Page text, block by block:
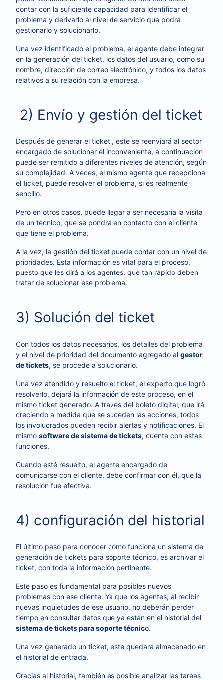
contar con la suficiente capacidad para identificar el
problema y derivarlo al nivel de servicio que podrá
gestionarlo y solucionarlo.
Una vez identificado el problema, el agente debe integrar
en la generación del ticket, los datos del usuario, como su
nombre, dirección de correo electrónico, y todos los datos
relativos a su relación con la empresa.
2) Envío y gestión del ticket
Después de generar el ticket , este se reenviará al sector
encargado de solucionar el inconveniente, a continuación
puede ser remitido a diferentes niveles de atención, según
su complejidad. A veces, el mismo agente que recepciona
el ticket, puede resolver el problema, si es realmente
sencillo.
Pero en otros casos, puede llegar a ser necesaria la visita
de un técnico, que se pondrá en contacto con el cliente
que tiene el problema.
A la vez, la gestión del ticket puede contar con un nivel de
prioridades. Esta información es vital para el proceso,
puesto que les dirá a los agentes, qué tan rápido deben
tratar de solucionar ese problema.
3) Solución del ticket
Con todos los datos necesarios, los detalles del problema
y el nivel de prioridad del documento agregado al gestor
de tickets, se procede a solucionarlo.
Una vez atendido y resuelto el ticket, el experto que logró
resolverlo, dejará la información de este proceso, en el
mismo ticket generado. A través del boleto digital, que irá
creciendo a medida que se suceden las acciones, todos
los involucrados pueden recibir alertas y notificaciones. El
mismo software de sistema de tickets, cuenta con estas
funciones.
Cuando esté resuelto, el agente encargado de
comunicarse con el cliente, debe confirmar con él, que la
resolución fue efectiva.
4) configuración del historial
El último paso para conocer cómo funciona un sistema de
generación de tickets para soporte técnico, es archivar el
ticket, con toda la información pertinente.
Este paso es fundamental para posibles nuevos
problemas con ese cliente. Ya que los agentes, al recibir
nuevas inquietudes de ese usuario, no deberán perder
tiempo en consultar datos que ya están en el historial del
sistema de tickets para soporte técnico.
Una vez generado un ticket, este quedará almacenado en
el historial de entrada.
Gracias al historial, también es posible analizar las tareas